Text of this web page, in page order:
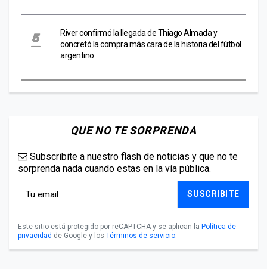
River confirmó la llegada de Thiago Almada y
concretó la compra más cara de la historia del fútbol
argentino
QUE NO TE SORPRENDA
Subscribite a nuestro flash de noticias y que no te
sorprenda nada cuando estas en la vía pública.
SUSCRIBITE
Este sitio está protegido por reCAPTCHA y se aplican la Política de
privacidad de Google y los Términos de servicio.